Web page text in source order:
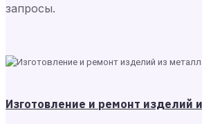
запросы.
Изготовление и ремонт изделий